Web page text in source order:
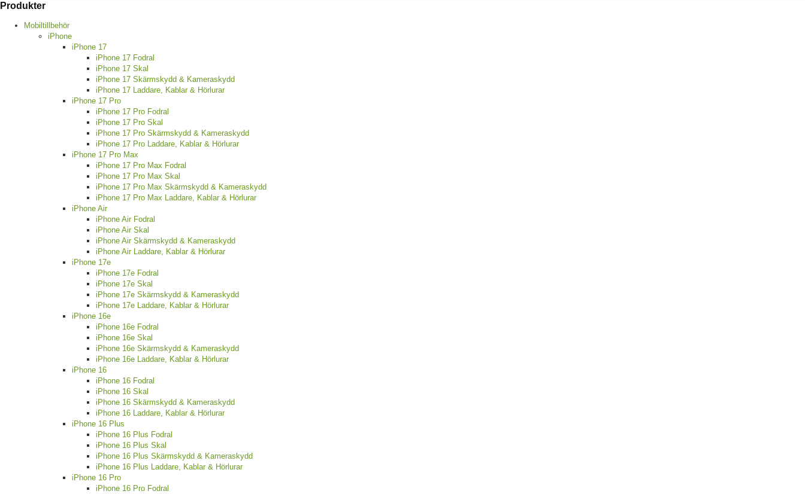
Produkter
Mobiltillbehör
iPhone
iPhone 17
iPhone 17 Fodral
iPhone 17 Skal
iPhone 17 Skärmskydd & Kameraskydd
iPhone 17 Laddare, Kablar & Hörlurar
iPhone 17 Pro
iPhone 17 Pro Fodral
iPhone 17 Pro Skal
iPhone 17 Pro Skärmskydd & Kameraskydd
iPhone 17 Pro Laddare, Kablar & Hörlurar
iPhone 17 Pro Max
iPhone 17 Pro Max Fodral
iPhone 17 Pro Max Skal
iPhone 17 Pro Max Skärmskydd & Kameraskydd
iPhone 17 Pro Max Laddare, Kablar & Hörlurar
iPhone Air
iPhone Air Fodral
iPhone Air Skal
iPhone Air Skärmskydd & Kameraskydd
iPhone Air Laddare, Kablar & Hörlurar
iPhone 17e
iPhone 17e Fodral
iPhone 17e Skal
iPhone 17e Skärmskydd & Kameraskydd
iPhone 17e Laddare, Kablar & Hörlurar
iPhone 16e
iPhone 16e Fodral
iPhone 16e Skal
iPhone 16e Skärmskydd & Kameraskydd
iPhone 16e Laddare, Kablar & Hörlurar
iPhone 16
iPhone 16 Fodral
iPhone 16 Skal
iPhone 16 Skärmskydd & Kameraskydd
iPhone 16 Laddare, Kablar & Hörlurar
iPhone 16 Plus
iPhone 16 Plus Fodral
iPhone 16 Plus Skal
iPhone 16 Plus Skärmskydd & Kameraskydd
iPhone 16 Plus Laddare, Kablar & Hörlurar
iPhone 16 Pro
iPhone 16 Pro Fodral